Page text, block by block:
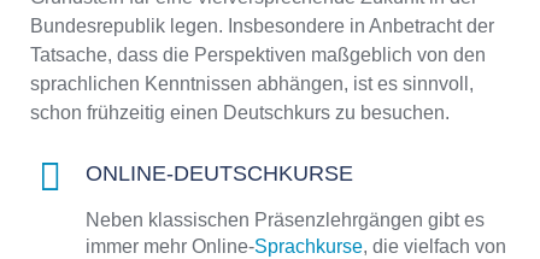
Bundesrepublik legen. Insbesondere in Anbetracht der
Tatsache, dass die Perspektiven maßgeblich von den
sprachlichen Kenntnissen abhängen, ist es sinnvoll,
schon frühzeitig einen Deutschkurs zu besuchen.
ONLINE-DEUTSCHKURSE
Neben klassischen Präsenzlehrgängen gibt es
immer mehr Online-Sprachkurse, die vielfach von